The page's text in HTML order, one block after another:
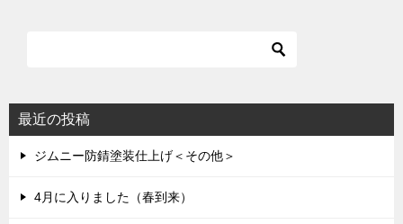
シ
ョ
最近の投稿
ジムニー防錆塗装仕上げ＜その他＞
4月に入りました（春到来）